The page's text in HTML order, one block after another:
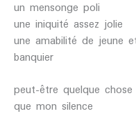
un mensonge poli
une iniquité assez jolie
une amabilité de jeune
banquier
peut-être quelque
que mon silence